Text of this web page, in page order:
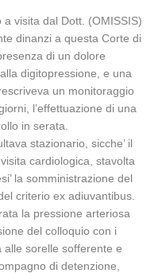
visita dal Dott. (OMISSIS)
dinanzi a questa Corte di
di un dolore
digitopressione, e una
un monitoraggio
l’effettuazione di una
in serata.
stazionario, sicche’ il
cardiologica, stavolta
la somministrazione del
criterio ex adiuvantibus.
la pressione arteriosa
del colloquio con i
alle sorelle sofferente e
di detenzione,